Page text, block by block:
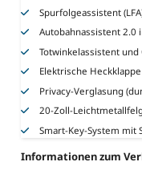
Spurfolgeassistent
Autobahnassistent 2.0
Totwinkelassistent
Elektrische Heckklappe
Privacy-Verglasung
20-Zoll-
Smart-Key-System mit
Informationen zum